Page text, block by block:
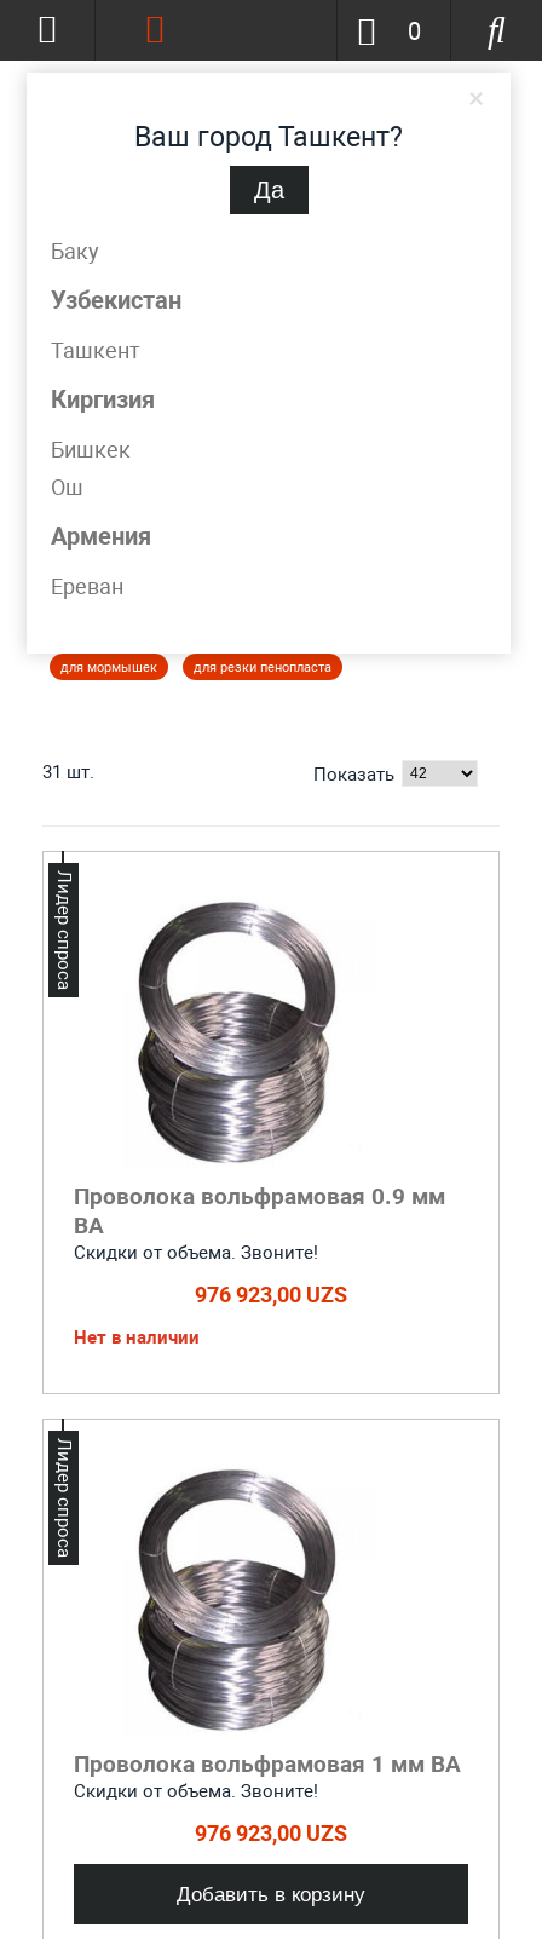
×
Ваш город Ташкент?
Да
Баку
Узбекистан
Ташкент
Киргизия
Бишкек
Ош
Армения
Ереван
0
КАТАЛОГ
ПРОВОЛОКА ВОЛЬФРАМОВАЯ
для мормышек для резки пенопласта
31 шт. Показать
Проволока вольфрамовая 0.9 мм
ВА
Скидки от объема. Звоните!
976 923,00 UZS
Нет в наличии
Лидер спроса
Проволока вольфрамовая 1 мм ВА
Скидки от объема. Звоните!
976 923,00 UZS
Добавить в корзину
Лидер спроса